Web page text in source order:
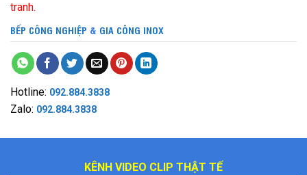
tranh.
BẾP CÔNG NGHIỆP & GIA CÔNG INOX
Hotline: 092.884.3838
Zalo: 092.884.3838
KÊNH VIDEO CLIP THẬT TẾ